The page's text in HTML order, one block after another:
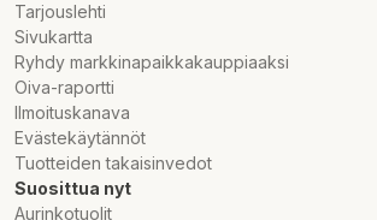
Tarjouslehti
Sivukartta
Ryhdy markkinapaikkakauppiaaksi
Oiva-raportti
Ilmoituskanava
Evästekäytännöt
Tuotteiden takaisinvedot
Suosittua nyt
Aurinkotuolit